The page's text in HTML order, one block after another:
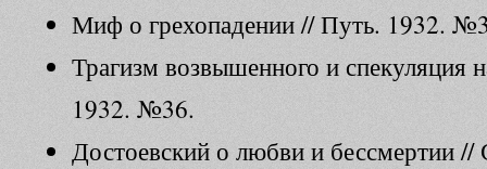
Миф о грехопадении // Путь. 1932.
Трагизм возвышенного и спекуляция
1932. №36.
Достоевский о любви и бессмертии //